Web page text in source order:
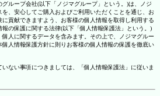
ループ会社(以下「ノジマグループ」という。)は、ノジ
、安心してご購入およびご利用いただくことを通じ、お
貢献できますよう、お客様の個人情報を取得し利用する
の保護に関する法律(以下「個人情報保護法」という。)
人に関するデータを含みます。その上で、ノジマグルー
人情報保護方針に則りお客様の個人情報の保護を徹底い
ない事項につきましては、「個人情報保護法」に従いま